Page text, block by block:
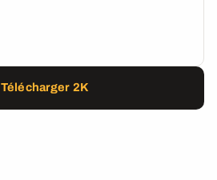
Télécharger 2K